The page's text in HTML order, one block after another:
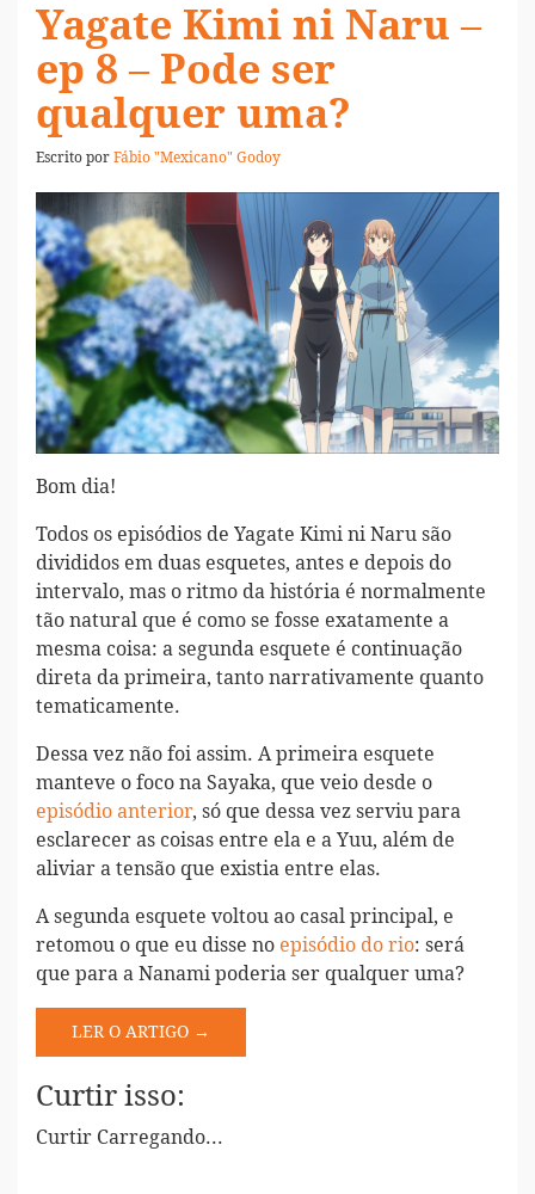
Yagate Kimi ni Naru –
ep 8 – Pode ser
qualquer uma?
Escrito porFábio "Mexicano" Godoy
Bom dia!
Todos os episódios de Yagate Kimi ni Naru são
divididos em duas esquetes, antes e depois do
intervalo, mas o ritmo da história é normalmente
tão natural que é como se fosse exatamente a
mesma coisa: a segunda esquete é continuação
direta da primeira, tanto narrativamente quanto
tematicamente.
Dessa vez não foi assim. A primeira esquete
manteve o foco na Sayaka, que veio desde o
episódio anterior, só que dessa vez serviu para
esclarecer as coisas entre ela e a Yuu, além de
aliviar a tensão que existia entre elas.
A segunda esquete voltou ao casal principal, e
retomou o que eu disse no episódio do rio: será
que para a Nanami poderia ser qualquer uma?
LER O ARTIGO →
Curtir isso:
Curtir Carregando...